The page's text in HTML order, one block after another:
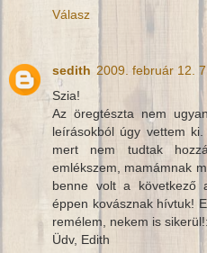
Válasz
sedith 2009. február 12.
Szia!
Az öregtészta nem
leírásokból úgy vettem
mert nem tudtak
emlékszem, mamámnak
benne volt a következő
éppen kovásznak hívtuk!
remélem, nekem is
Üdv, Edith